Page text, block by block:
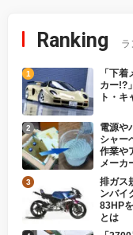
Ranking ラ
「下
カー!?
ト・
電源や
シャー
作業や
メーカ
排ガス
ンバイ
83HP
とは